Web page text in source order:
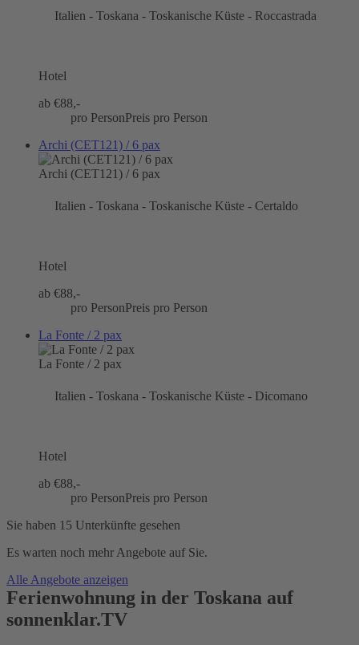
Italien - Toskana - Toskanische Küste - Roccastrada
Hotel
ab €88,-
pro PersonPreis pro Person
Archi (CET121) / 6 pax
Archi (CET121) / 6 pax
Italien - Toskana - Toskanische Küste - Certaldo
Hotel
ab €88,-
pro PersonPreis pro Person
La Fonte / 2 pax
La Fonte / 2 pax
Italien - Toskana - Toskanische Küste - Dicomano
Hotel
ab €88,-
pro PersonPreis pro Person
Sie haben 15 Unterkünfte gesehen
Es warten noch mehr Angebote auf Sie.
Alle Angebote anzeigen
Ferienwohnung in der Toskana auf
sonnenklar.TV